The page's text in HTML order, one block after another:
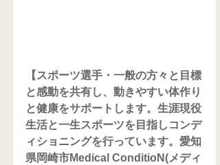
【スポーツ選手・一般の方々と目標
と感動を共有し、動きやすい体作り
と健康をサポートします。生涯現役
生活と一生スポーツを目指しコンデ
ィショニングを行っています。愛知
県岡崎市Medical ConditioN(メディ